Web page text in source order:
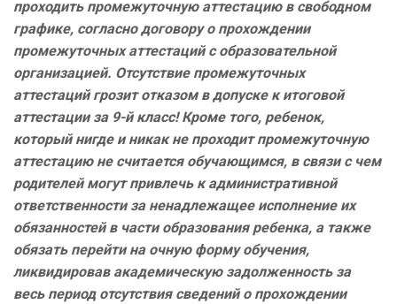
проходить промежуточную аттестацию в свободном
графике, согласно договору о прохождении
промежуточных аттестаций с образовательной
организацией. Отсутствие промежуточных
аттестаций грозит отказом в допуске к итоговой
аттестации за 9-й класс! Кроме того, ребенок,
который нигде и никак не проходит промежуточную
аттестацию не считается обучающимся, в связи с чем
родителей могут привлечь к административной
ответственности за ненадлежащее исполнение их
обязанностей в части образования ребенка, а также
обязать перейти на очную форму обучения,
ликвидировав академическую задолженность за
весь период отсутствия сведений о прохождении